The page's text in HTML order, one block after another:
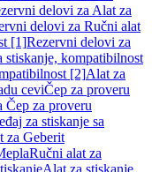
delovi za Alat za
delovi za Ručni alat
[1]Rezervni delovi za
stiskanje, kompatibilnost
[2]Alat za
ceviČep za proveru
Čep za proveru
za stiskanje sa
za Geberit
Ručni alat za
Alat za stiskanje,